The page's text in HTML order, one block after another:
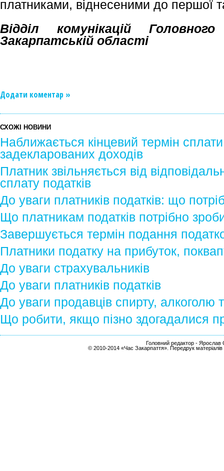
платниками, віднесеними до першої
Відділ комунікацій
Закарпатській області
Додати коментар »
СХОЖІ НОВИНИ
Наближається кінцевий термін сплати
задекларованих доходів
Платник звільняється від
сплату податків
До уваги платників податків: що
Що платникам податків потрібно
Завершується термін подання
Платники податку на прибуток,
До уваги страхувальників
До уваги платників податків
До уваги продавців спирту, алкоголю
Що робити, якщо пізно здогадалися
Головний редактор - Ярослав
© 2010-2014 «Час Закарпаття». Передрук